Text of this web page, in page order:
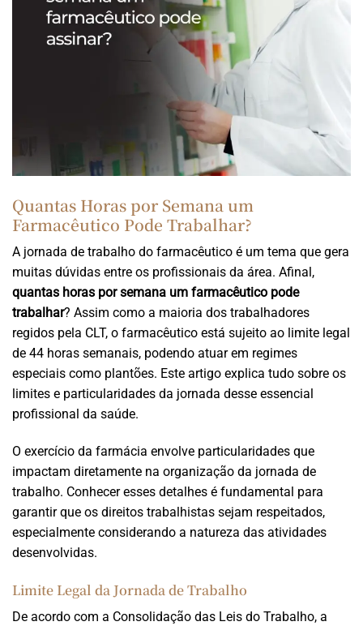
Quantas Horas por Semana um
Farmacêutico Pode Trabalhar?
A jornada de trabalho do farmacêutico é um tema que gera
muitas dúvidas entre os profissionais da área. Afinal,
quantas horas por semana um farmacêutico pode
trabalhar? Assim como a maioria dos trabalhadores
regidos pela CLT, o farmacêutico está sujeito ao limite legal
de 44 horas semanais, podendo atuar em regimes
especiais como plantões. Este artigo explica tudo sobre os
limites e particularidades da jornada desse essencial
profissional da saúde.
O exercício da farmácia envolve particularidades que
impactam diretamente na organização da jornada de
trabalho. Conhecer esses detalhes é fundamental para
garantir que os direitos trabalhistas sejam respeitados,
especialmente considerando a natureza das atividades
desenvolvidas.
Limite Legal da Jornada de Trabalho
De acordo com a Consolidação das Leis do Trabalho, a